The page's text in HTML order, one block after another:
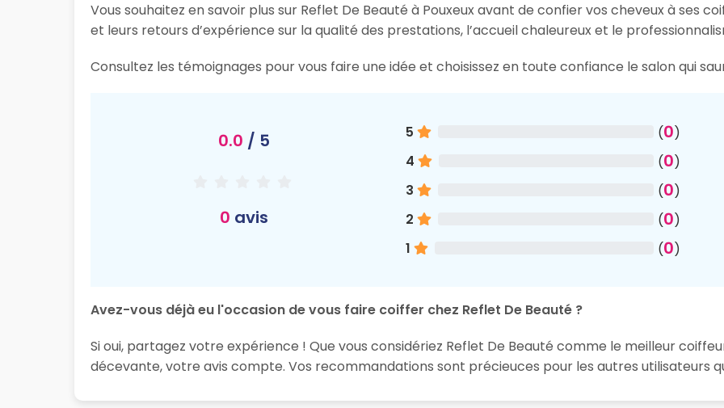
Vous souhaitez en savoir plus sur Reflet De Beauté à Pouxeux avant de confier vos cheveux à ses
et leurs retours d’expérience sur la qualité des prestations, l’accueil chaleureux et le
Consultez les témoignages pour vous faire une idée et choisissez en toute confiance le salon qui
0.0 / 5
0 avis
5 (0)
4
(0)
3
(0)
2
(0)
1
(0)
Avez-vous déjà eu l'occasion de vous faire coiffer chez Reflet De Beauté ?
Si oui, partagez votre expérience ! Que vous considériez Reflet De Beauté comme le meilleur
décevante, votre avis compte. Vos recommandations sont précieuces pour les autres utilisateurs